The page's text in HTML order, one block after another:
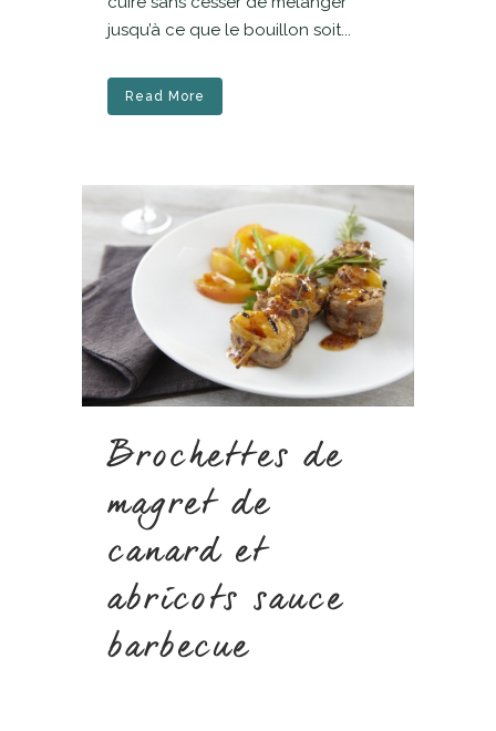
jusqu’à ce que le bouillon soit...
Read More
Brochettes de
magret de
canard et
abricots sauce
barbecue